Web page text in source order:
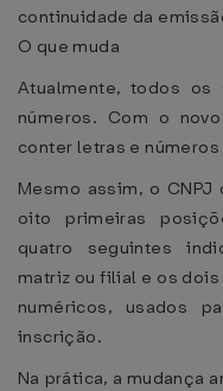
continuidade da
O que muda
Atualmente, todos os
números. Com o
conter letras e
Mesmo assim, o
oito primeiras
quatro seguintes
matriz ou filial e os
numéricos, usados
inscrição.
Na prática, a mudança